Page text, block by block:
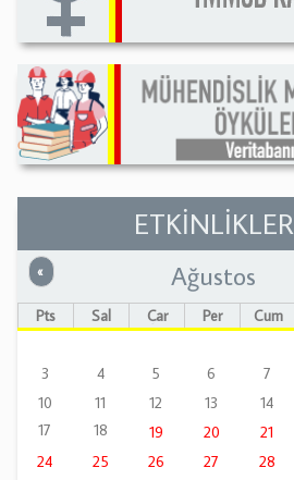
ETKİNLİKLER
« Önceki Ağustos
Pts Sal Çar Per Cum
3
4 5 6 7
10
11 12 13 14
17
18 19 20 21
24
25 26 27 28